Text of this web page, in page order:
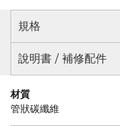
規格
說明書 / 補修配件
材質
管狀碳纖維